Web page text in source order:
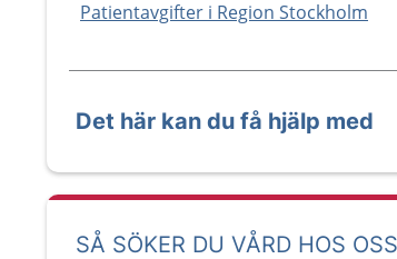
Patientavgifter i Region Stockholm
Det här kan du få hjälp med
SÅ SÖKER DU VÅRD HOS OSS